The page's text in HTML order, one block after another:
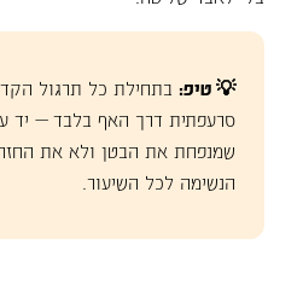
💡 טיפ: בתחילת כל תרגול
סרעפתית דרך האף בלבד — יד
שמנפחת את הבטן ולא את
הנשימה לכל השיעור.